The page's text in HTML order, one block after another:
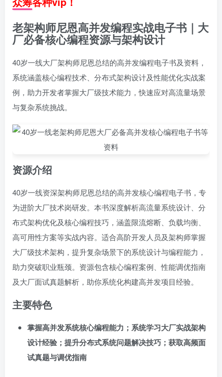
老架构师尼恩高并发编程实战电子书｜大
厂必备核心编程资源与架构设计
40岁一线大厂架构师尼恩总结的高并发编程电子书及资料，
系统涵盖核心编程技术、分布式架构设计及性能优化实战案
例，助力开发者掌握大厂级技术能力，快速应对高流量场景
与复杂系统挑战。
资源介绍
40岁一线资深架构师尼恩总结的高并发核心编程电子书，专
为进阶大厂技术岗研发。本书深度解析高流量系统设计、分
布式架构优化及核心编程技巧，涵盖限流熔断、负载均衡、
高可用性方案等实战内容。适合高阶开发人员及架构师掌握
大厂级技术架构，提升复杂场景下的系统设计与编程能力，
助力突破职业瓶颈。资源包含核心编程案例、性能调优指南
及大厂面试真题解析，助你系统化构建高并发项目经验。
主要特色
掌握高并发系统核心编程能力；系统学习大厂实战架构
设计经验；提升分布式系统问题解决技巧；获取高频面
试真题与调优指南